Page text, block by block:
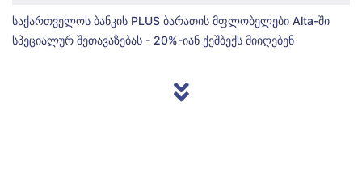
საქართველოს ბანკის PLUS ბარათის მფლობელები Alta-ში
სპეციალურ შეთავაზებას - 20%-იან ქეშბექს მიიღებენ